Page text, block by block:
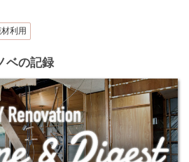
材利用
ベの記録